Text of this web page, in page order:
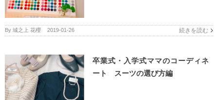
By 城之上 花櫻 2019-01-26 続きを読む
卒業式・入学式ママのコーディネ
ート スーツの選び方編